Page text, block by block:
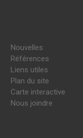
Nouvelles
Références
Liens utiles
Plan du site
Carte interactive
Nous joindre